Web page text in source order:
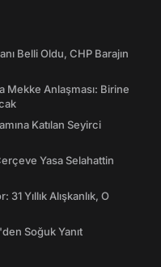
Belli Oldu, CHP Barajın
Mekke Anlaşması: Birine
Katılan Seyirci
Yasa Selahattin
Yıllık Alışkanlık, O
Soğuk Yanıt